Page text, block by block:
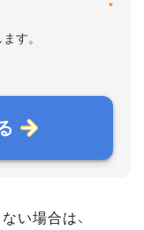
*
す。
い場合は、